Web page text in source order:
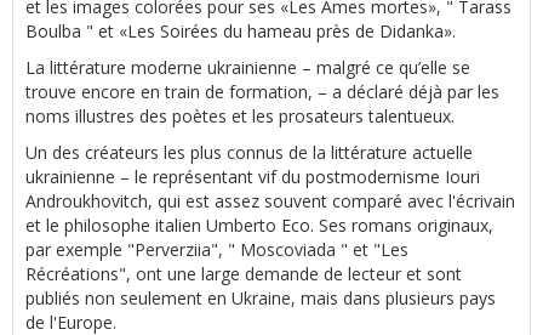
et les images colorées pour ses «Les Âmes mortes», " Tarass
Boulba " et «Les Soirées du hameau près de Didanka».
La littérature moderne ukrainienne – malgré ce qu’elle se
trouve encore en train de formation, – a déclaré déjà par les
noms illustres des poètes et les prosateurs talentueux.
Un des créateurs les plus connus de la littérature actuelle
ukrainienne – le représentant vif du postmodernisme Iouri
Androukhovitch, qui est assez souvent comparé avec l'écrivain
et le philosophe italien Umberto Eco. Ses romans originaux,
par exemple "Perverziia", " Moscoviada " et "Les
Récréations", ont une large demande de lecteur et sont
publiés non seulement en Ukraine, mais dans plusieurs pays
de l'Europe.